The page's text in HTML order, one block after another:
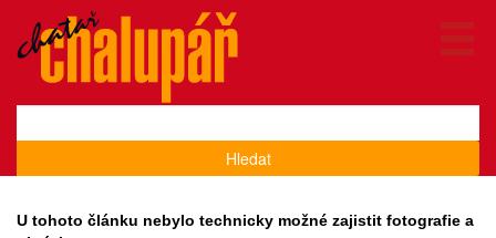
Hledat
U tohoto článku nebylo technicky možné zajistit fotografie a